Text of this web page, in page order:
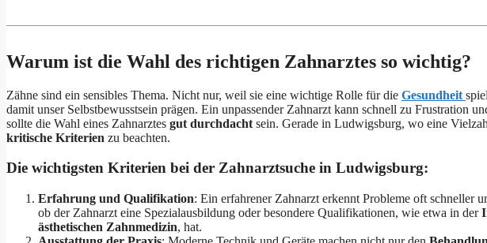
Warum ist die Wahl des richtigen Zahnarztes so wichtig?
Zähne sind ein sensibles Thema. Nicht nur, weil sie eine wichtige Rolle für die Gesundheit
damit unser Selbstbewusstsein prägen. Ein unpassender Zahnarzt kann schnell zu Frustration
sollte die Wahl eines Zahnarztes gut durchdacht sein. Gerade in Ludwigsburg, wo eine
kritische Kriterien zu beachten.
Die wichtigsten Kriterien bei der Zahnarztsuche in Ludwigsburg:
Erfahrung und Qualifikation: Ein erfahrener Zahnarzt erkennt Probleme oft schneller
ob der Zahnarzt eine Spezialausbildung oder besondere Qualifikationen, wie etwa in der
ästhetischen Zahnmedizin, hat.